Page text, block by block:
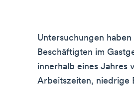
Untersuchungen
Beschäftigten im
innerhalb eines Jahres
Arbeitszeiten, niedrige